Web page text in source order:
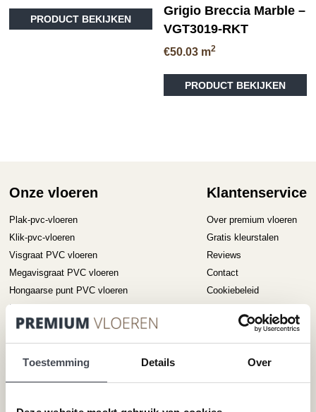
Toestemming Details Over
PRODUCT BEKIJKEN
heeft
meerdere
optie
Grigio Breccia Marble –
VGT3019-RKT
€50.03 m2
PRODUCT BEKIJKEN
Onze vloeren
Plak-pvc-vloeren
Klik-pvc-vloeren
Visgraat PVC vloeren
Megavisgraat PVC vloeren
Hongaarse punt PVC vloeren
Betonlook PVC vloeren
Houtlook PVC vloeren
Steenlook PVC vloeren
Klantenservice
Over premium vloeren
Gratis kleurstalen
Reviews
Contact
Cookiebeleid